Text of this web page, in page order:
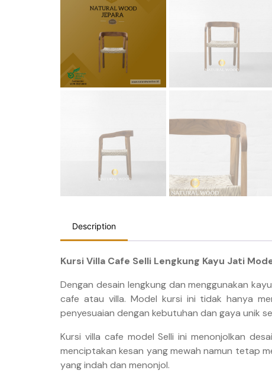
Description
Kursi Villa Cafe Selli Lengkung Kayu Jati
Dengan desain lengkung dan menggunakan
cafe atau villa. Model kursi ini tidak hanya
penyesuaian dengan kebutuhan dan gaya unik
Kursi villa cafe model Selli ini menonjolkan
menciptakan kesan yang mewah namun tetap
yang indah dan menonjol.